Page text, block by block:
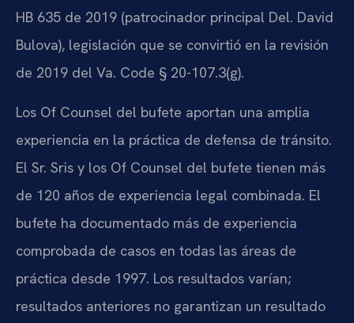
HB 635 de 2019 (patrocinador principal Del. David
Bulova), legislación que se convirtió en la revisión
de 2019 del Va. Code § 20-107.3(g).
Los Of Counsel del bufete aportan una amplia
experiencia en la práctica de defensa de tránsito.
El Sr. Sris y los Of Counsel del bufete tienen más
de 120 años de experiencia legal combinada. El
bufete ha documentado más de experiencia
comprobada de casos en todas las áreas de
práctica desde 1997. Los resultados varían;
resultados anteriores no garantizan un resultado